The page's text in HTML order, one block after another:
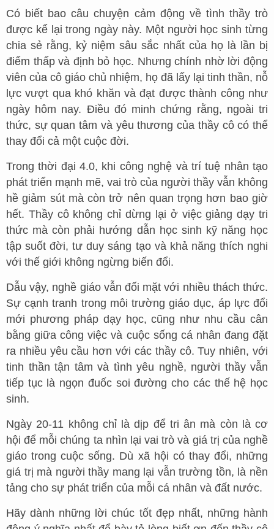
Có biết bao câu chuyện cảm động về tình thầy trò
được kể lại trong ngày này. Một người học sinh từng
chia sẻ rằng, kỷ niệm sâu sắc nhất của họ là lần bị
điểm thấp và định bỏ học. Nhưng chính nhờ lời động
viên của cô giáo chủ nhiệm, họ đã lấy lại tinh thần, nỗ
lực vượt qua khó khăn và đạt được thành công như
ngày hôm nay. Điều đó minh chứng rằng, ngoài tri
thức, sự quan tâm và yêu thương của thầy cô có thể
thay đổi cả một cuộc đời.
Trong thời đại 4.0, khi công nghệ và trí tuệ nhân tạo
phát triển mạnh mẽ, vai trò của người thầy vẫn không
hề giảm sút mà còn trở nên quan trọng hơn bao giờ
hết. Thầy cô không chỉ dừng lại ở việc giảng dạy tri
thức mà còn phải hướng dẫn học sinh kỹ năng học
tập suốt đời, tư duy sáng tạo và khả năng thích nghi
với thế giới không ngừng biến đổi.
Dẫu vậy, nghề giáo vẫn đối mặt với nhiều thách thức.
Sự cạnh tranh trong môi trường giáo dục, áp lực đổi
mới phương pháp dạy học, cũng như nhu cầu cân
bằng giữa công việc và cuộc sống cá nhân đang đặt
ra nhiều yêu cầu hơn với các thầy cô. Tuy nhiên, với
tinh thần tận tâm và tình yêu nghề, người thầy vẫn
tiếp tục là ngọn đuốc soi đường cho các thế hệ học
sinh.
Ngày 20-11 không chỉ là dịp để tri ân mà còn là cơ
hội để mỗi chúng ta nhìn lại vai trò và giá trị của nghề
giáo trong cuộc sống. Dù xã hội có thay đổi, những
giá trị mà người thầy mang lại vẫn trường tồn, là nền
tảng cho sự phát triển của mỗi cá nhân và đất nước.
Hãy dành những lời chúc tốt đẹp nhất, những hành